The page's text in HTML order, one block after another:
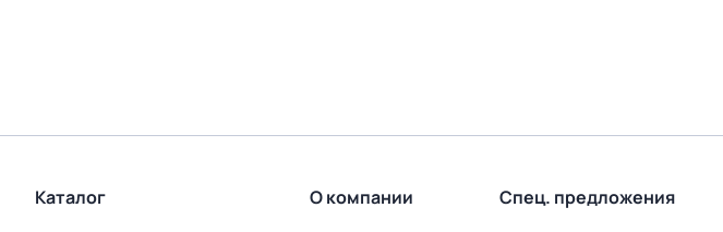
Каталог О компании Спец. предложения